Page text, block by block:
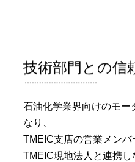
技術部門との信
石油化学業界向けのモー
なり、
TMEIC支店の営業メンバ
TMEIC現地法人と連携し